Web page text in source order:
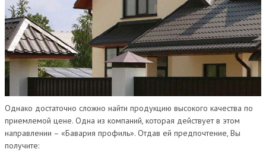
Однако достаточно сложно найти продукцию высокого качества по
приемлемой цене. Одна из компаний, которая действует в этом
направлении – «Бавария профиль». Отдав ей предпочтение, Вы
получите: